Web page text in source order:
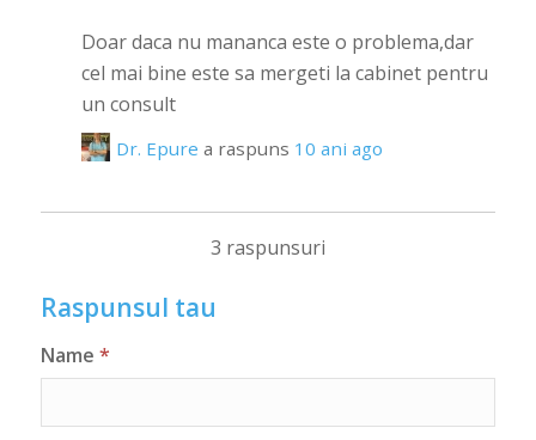
Doar daca nu mananca este o problema,dar
cel mai bine este sa mergeti la cabinet pentru
un consult
Dr. Epure a raspuns 10 ani ago
3 raspunsuri
Raspunsul tau
Name *